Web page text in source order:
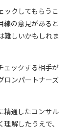
ックしてもらうこ
線の意見があると
難しいかもしれま
ェックする相手が
ロンパートナーズ
精通したコンサル
解したうえで、